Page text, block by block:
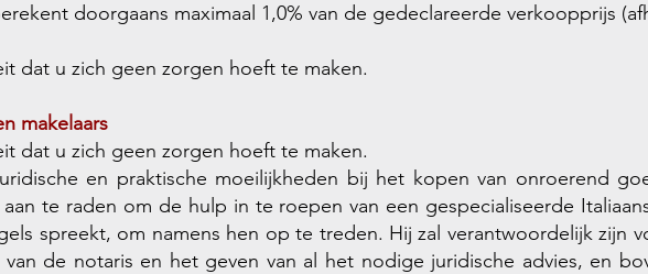
doorgaans maximaal 1,0% van de gedeclareerde verkoopprijs
dat u zich geen zorgen hoeft te maken.
makelaars
dat u zich geen zorgen hoeft te maken.
en praktische moeilijkheden bij het kopen van onroerend
te raden om de hulp in te roepen van een gespecialiseerde
spreekt, om namens hen op te treden. Hij zal verantwoordelijk zijn
van de notaris en het geven van al het nodige juridische advies, en